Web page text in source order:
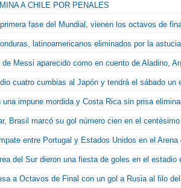
A CHILE POR PENALES
fase del Mundial, vienen los octavos de
latinoamericanos eliminados por la
de Messi aparecido como en cuento de Aladino,
cuatro cumbias al Japón y tendrá el sábado un
una impune mordida y Costa Rica sin prisa
Brasil marcó su gol número cien en el
entre Portugal y Estados Unidos en el Arena
del Sur dieron una fiesta de goles en el estadio
a Octavos de Final con un gol a Rusia al filo